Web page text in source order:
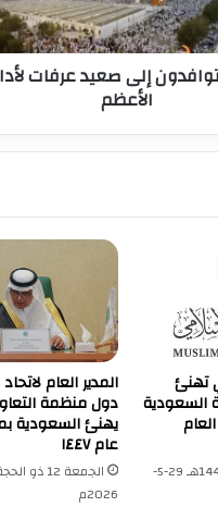
إلى صعيد عرفات
الأعظم
تهنئ
السعودية
الجمعة 12 ذو الحجة 1447هـ 29-5-
المدير العام
دول منظمة
يهنئ السعودية
عام ١٤٤٧
2026م